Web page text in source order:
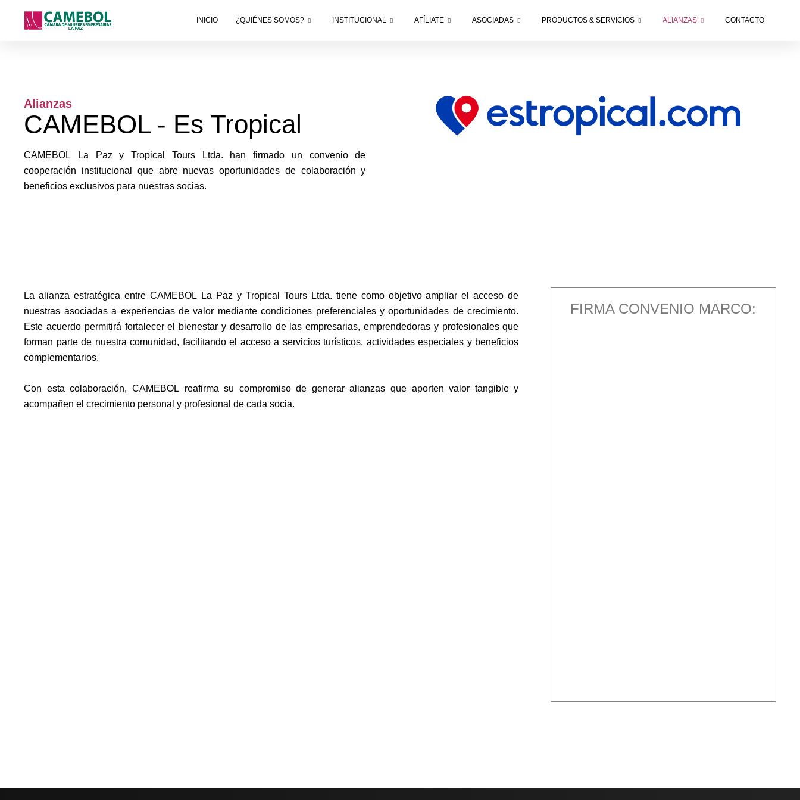
INICIO ¿QUIÉNES SOMOS? INSTITUCIONAL AFÍLIATE ASOCIADAS PRODUCTOS & SERVICIOS ALIANZAS CONTACTO
Alianzas
CAMEBOL - Es Tropical
CAMEBOL La Paz y Tropical Tours Ltda. han firmado un convenio de
cooperación institucional que abre nuevas oportunidades de colaboración y
beneficios exclusivos para nuestras socias.
La alianza estratégica entre CAMEBOL La Paz y Tropical Tours Ltda. tiene como objetivo ampliar el acceso de
nuestras asociadas a experiencias de valor mediante condiciones preferenciales y oportunidades de crecimiento.
Este acuerdo permitirá fortalecer el bienestar y desarrollo de las empresarias, emprendedoras y profesionales que
forman parte de nuestra comunidad, facilitando el acceso a servicios turísticos, actividades especiales y beneficios
complementarios.
Con esta colaboración, CAMEBOL reafirma su compromiso de generar alianzas que aporten valor tangible y
acompañen el crecimiento personal y profesional de cada socia.
FIRMA CONVENIO MARCO: